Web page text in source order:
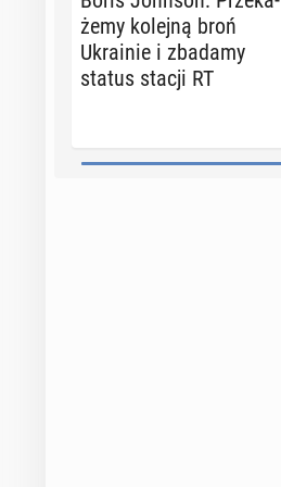
że­my kolejną broń
Ukra­inie i zbadamy
status stacji RT